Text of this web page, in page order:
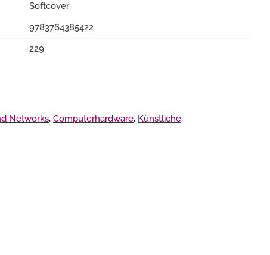
Softcover
9783764385422
229
Networks, Computerhardware, Künstliche